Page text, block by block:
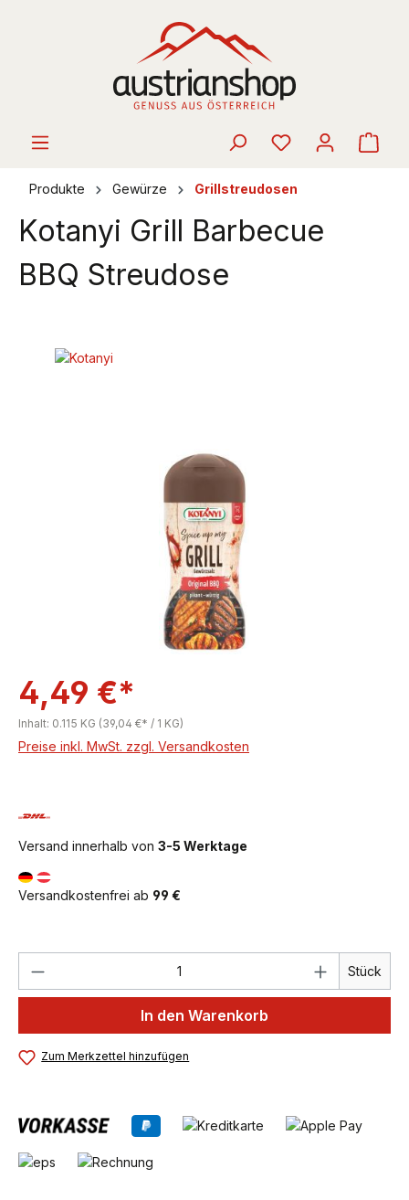
Produkte Gewürze Grillstreudosen
Kotanyi Grill Barbecue
BBQ Streudose
Bildergalerie überspringen
4,49 €*
Inhalt: 0.115 KG (39,04 €* / 1 KG)
Preise inkl. MwSt. zzgl. Versandkosten
Versand innerhalb von 3-5 Werktage
Versandkostenfrei ab 99 €
Produkt Anzahl: Gib den Stück
In den Warenkorb
Zum Merkzettel hinzufügen